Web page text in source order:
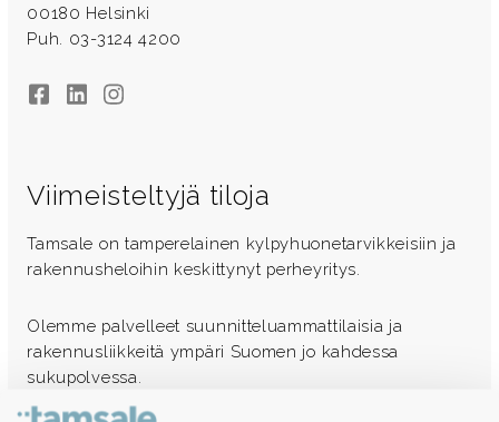
00180 Helsinki
Puh. 03-3124 4200
FacebookLinkedInInstagram
Viimeisteltyjä tiloja
Tamsale on tamperelainen kylpyhuonetarvikkeisiin ja
rakennusheloihin keskittynyt perheyritys.
Olemme palvelleet suunnitteluammattilaisia ja
rakennusliikkeitä ympäri Suomen jo kahdessa
sukupolvessa.